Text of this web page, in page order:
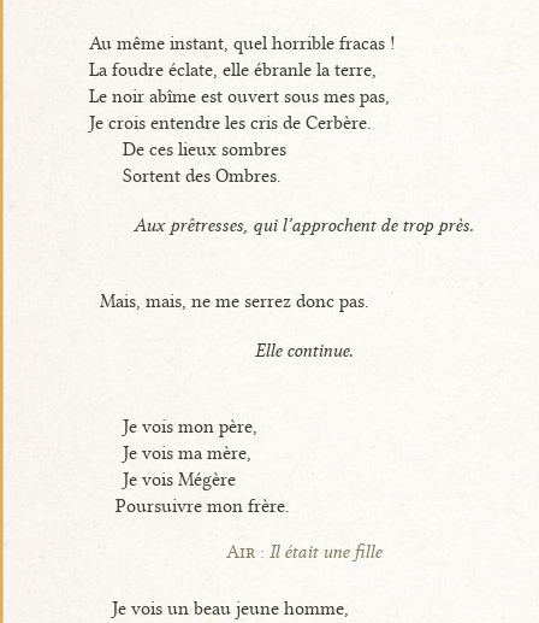
Au même instant, quel horrible fracas !
La foudre éclate, elle ébranle la terre,
Le noir abîme est ouvert sous mes pas,
Je crois entendre les cris de Cerbère.
De ces lieux sombres
Sortent des Ombres.
Aux prêtresses, qui l’approchent de trop près.
Mais, mais, ne me serrez donc pas.
Elle continue.
Je vois mon père,
Je vois ma mère,
Je vois Mégère
Poursuivre mon frère.
Air :Il était une fille
Je vois un beau jeune homme,